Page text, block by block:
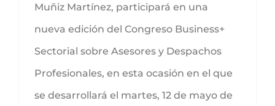
Muñiz Martínez, participará en una
nueva edición del Congreso Business+
Sectorial sobre Asesores y Despachos
Profesionales, en esta ocasión en el que
se desarrollará el martes, 12 de mayo de